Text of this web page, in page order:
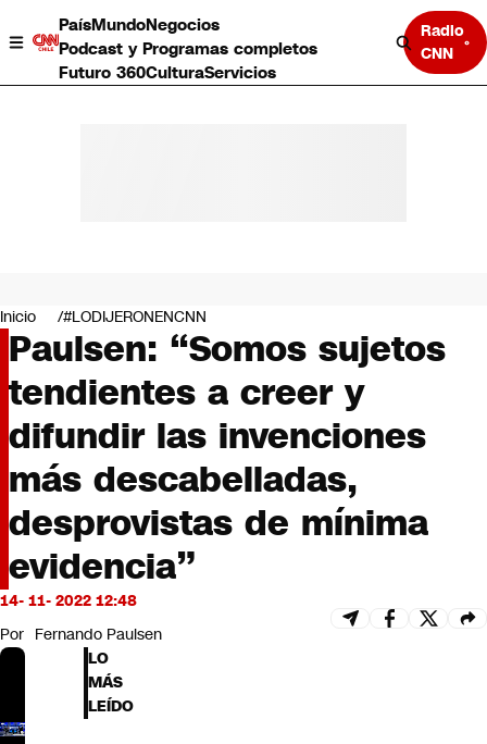
PaísMundoNegocios
Podcast y Programas completos
Futuro 360CulturaServicios
Radio
CNN
Negocios
Deportes
Programas completos
Cultura
Servicios
Bits
CNN Data
CNN tiempo
Futuro 360
Opinión
Inicio #LODIJERONENCNN
Paulsen: “Somos sujetos
tendientes a creer y
difundir las invenciones
más descabelladas,
desprovistas de mínima
evidencia”
14- 11- 2022 12:48
Por Fernando Paulsen
LO
MÁS
LEÍDO